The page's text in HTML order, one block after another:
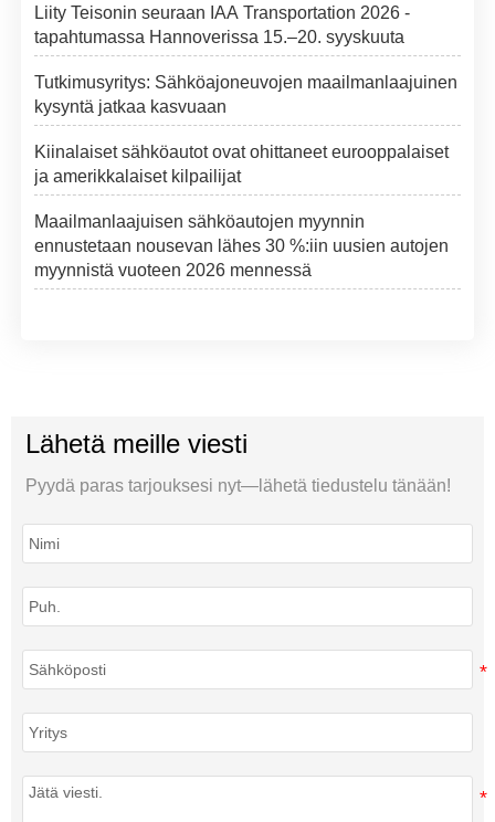
Liity Teisonin seuraan IAA Transportation 2026 -
tapahtumassa Hannoverissa 15.–20. syyskuuta
Tutkimusyritys: Sähköajoneuvojen maailmanlaajuinen
kysyntä jatkaa kasvuaan
Kiinalaiset sähköautot ovat ohittaneet eurooppalaiset
ja amerikkalaiset kilpailijat
Maailmanlaajuisen sähköautojen myynnin
ennustetaan nousevan lähes 30 %:iin uusien autojen
myynnistä vuoteen 2026 mennessä
Lähetä meille viesti
Pyydä paras tarjouksesi nyt—lähetä tiedustelu tänään!